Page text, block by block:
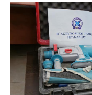
Απόψεις
Τεχνολογία
Υγεία
Πολιτισμός
Αθλητικά